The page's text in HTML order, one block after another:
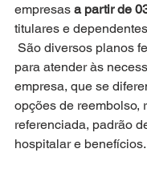
empresas a partir de
titulares e
para atender às
empresa, que se
opções de reembolso,
referenciada, padrão
hospitalar e benefícios.